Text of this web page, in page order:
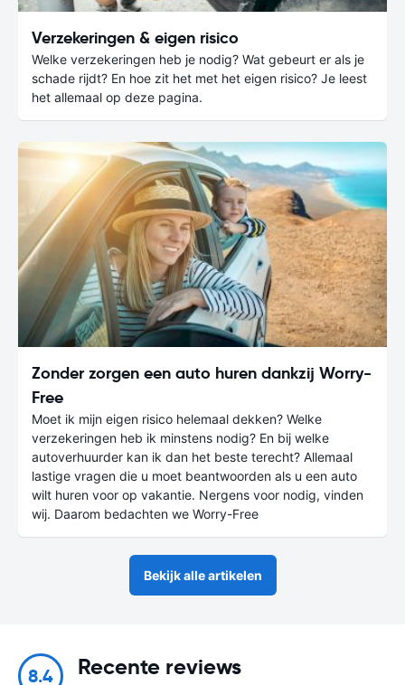
Verzekeringen & eigen risico
Welke verzekeringen heb je nodig? Wat gebeurt er als je
schade rijdt? En hoe zit het met het eigen risico? Je leest
het allemaal op deze pagina.
Zonder zorgen een auto huren dankzij Worry-
Free
Moet ik mijn eigen risico helemaal dekken? Welke
verzekeringen heb ik minstens nodig? En bij welke
autoverhuurder kan ik dan het beste terecht? Allemaal
lastige vragen die u moet beantwoorden als u een auto
wilt huren voor op vakantie. Nergens voor nodig, vinden
wij. Daarom bedachten we Worry-Free
Bekijk alle artikelen
8.4 Recente reviews